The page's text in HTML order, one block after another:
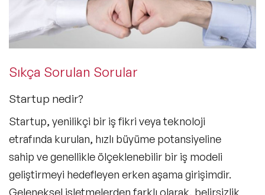
Sıkça Sorulan Sorular
Startup nedir?
Startup, yenilikçi bir iş fikri veya teknoloji
etrafında kurulan, hızlı büyüme potansiyeline
sahip ve genellikle ölçeklenebilir bir iş modeli
geliştirmeyi hedefleyen erken aşama girişimdir.
Geleneksel işletmelerden farklı olarak, belirsizlik